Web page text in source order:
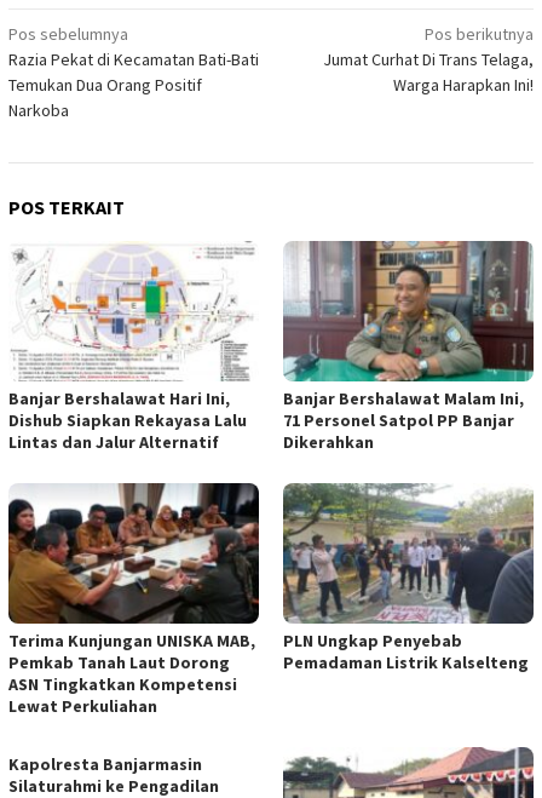
Navigasi
pos
Pos sebelumnya
Razia Pekat di Kecamatan Bati-Bati
Temukan Dua Orang Positif
Narkoba
Pos berikutnya
Jumat Curhat Di Trans Telaga,
Warga Harapkan Ini!
POS TERKAIT
Banjar Bershalawat Hari Ini,
Dishub Siapkan Rekayasa Lalu
Lintas dan Jalur Alternatif
Banjar Bershalawat Malam Ini,
71 Personel Satpol PP Banjar
Dikerahkan
Terima Kunjungan UNISKA MAB,
Pemkab Tanah Laut Dorong
ASN Tingkatkan Kompetensi
Lewat Perkuliahan
PLN Ungkap Penyebab
Pemadaman Listrik Kalselteng
Kapolresta Banjarmasin
Silaturahmi ke Pengadilan